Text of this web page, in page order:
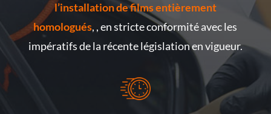
l’installation de films entièrement
homologués, , en stricte conformité avec les
impératifs de la récente législation en vigueur.